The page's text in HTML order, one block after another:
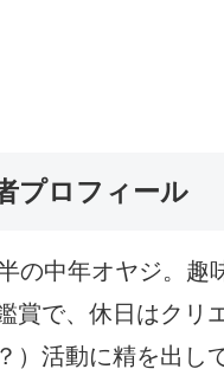
プロフィール
の中年オヤジ。趣
賞で、休日はクリ
）活動に精を出し